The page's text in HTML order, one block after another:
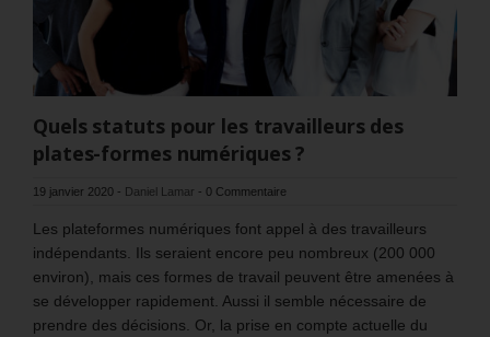
Quels statuts pour les travailleurs des
plates-formes numériques ?
19 janvier 2020 - Daniel Lamar - 0 Commentaire
Les plateformes numériques font appel à des travailleurs
indépendants. Ils seraient encore peu nombreux (200 000
environ), mais ces formes de travail peuvent être amenées à
se développer rapidement. Aussi il semble nécessaire de
prendre des décisions. Or, la prise en compte actuelle du